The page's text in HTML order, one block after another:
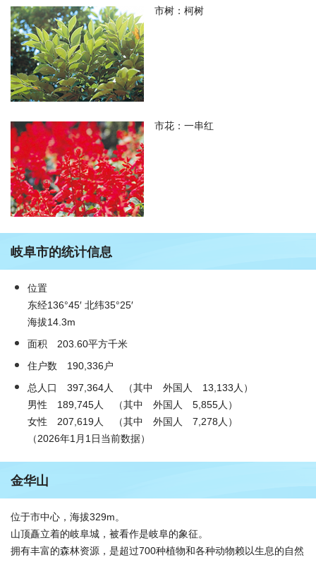
市树：柯树
市花：一串红
岐阜市的统计信息
位置
东经136°45′ 北纬35°25′
海拔14.3m
面积 203.60平方千米
住户数 190,336户
总人口 397,364人 （其中 外国人 13,133人）
男性 189,745人 （其中 外国人 5,855人）
女性 207,619人 （其中 外国人 7,278人）
（2026年1月1日当前数据）
金华山
位于市中心，海拔329m。
山顶矗立着的岐阜城，被看作是岐阜的象征。
拥有丰富的森林资源，是超过700种植物和各种动物赖以生息的自然